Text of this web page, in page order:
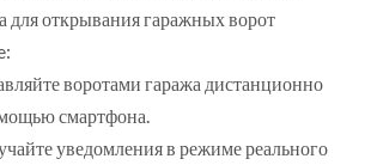
для открывания гаражных ворот
воротами гаража дистанционно
смартфона.
уведомления в режиме реального